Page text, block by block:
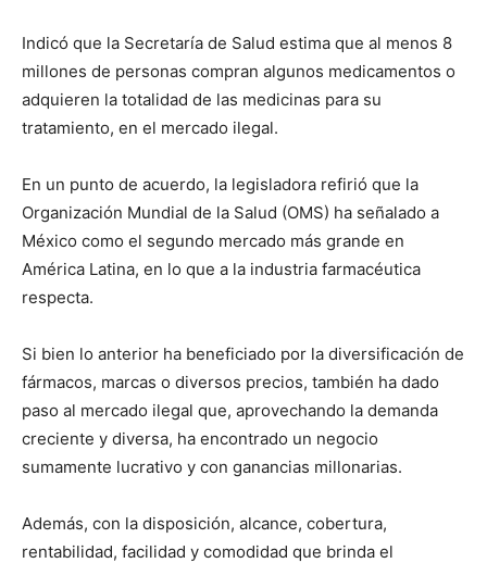
Indicó que la Secretaría de Salud estima que al menos 8
millones de personas compran algunos medicamentos o
adquieren la totalidad de las medicinas para su
tratamiento, en el mercado ilegal.
En un punto de acuerdo, la legisladora refirió que la
Organización Mundial de la Salud (OMS) ha señalado a
México como el segundo mercado más grande en
América Latina, en lo que a la industria farmacéutica
respecta.
Si bien lo anterior ha beneficiado por la diversificación de
fármacos, marcas o diversos precios, también ha dado
paso al mercado ilegal que, aprovechando la demanda
creciente y diversa, ha encontrado un negocio
sumamente lucrativo y con ganancias millonarias.
Además, con la disposición, alcance, cobertura,
rentabilidad, facilidad y comodidad que brinda el